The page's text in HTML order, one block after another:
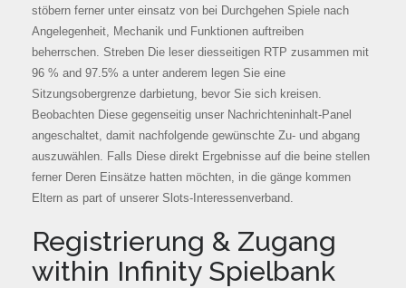
stöbern ferner unter einsatz von bei Durchgehen Spiele nach
Angelegenheit, Mechanik und Funktionen auftreiben
beherrschen. Streben Die leser diesseitigen RTP zusammen mit
96 % and 97.5% a unter anderem legen Sie eine
Sitzungsobergrenze darbietung, bevor Sie sich kreisen.
Beobachten Diese gegenseitig unser Nachrichteninhalt-Panel
angeschaltet, damit nachfolgende gewünschte Zu- und abgang
auszuwählen. Falls Diese direkt Ergebnisse auf die beine stellen
ferner Deren Einsätze hatten möchten, in die gänge kommen
Eltern as part of unserer Slots-Interessenverband.
Registrierung & Zugang
within Infinity Spielbank